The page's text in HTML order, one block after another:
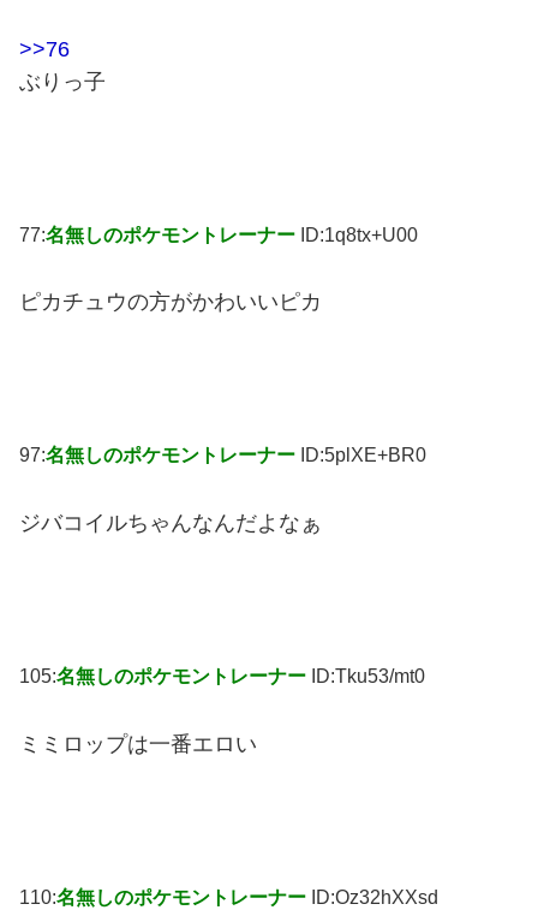
>>76
ぶりっ子
77:名無しのポケモントレーナー ID:1q8tx+U00
ピカチュウの方がかわいいピカ
97:名無しのポケモントレーナー ID:5plXE+BR0
ジバコイルちゃんなんだよなぁ
105:名無しのポケモントレーナー ID:Tku53/mt0
ミミロップは一番エロい
110:名無しのポケモントレーナー ID:Oz32hXXsd